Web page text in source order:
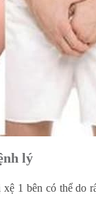
lý
1 bên có thể do